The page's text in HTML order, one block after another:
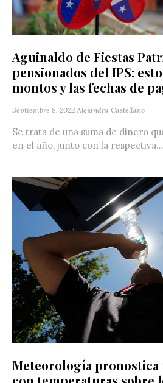
Aguinaldo de Fiestas
pensionados del IPS:
montos y las fechas de
Septiembre 8, 2022 Alejandra Castellano
Se trata de una suma de dinero
en el año, junto con la respectiva...
Meteorología pronostica